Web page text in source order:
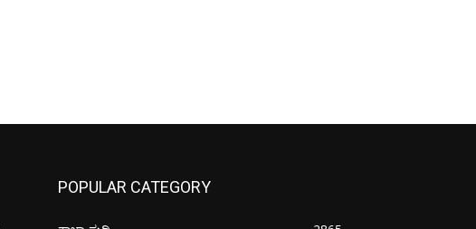
POPULAR CATEGORY